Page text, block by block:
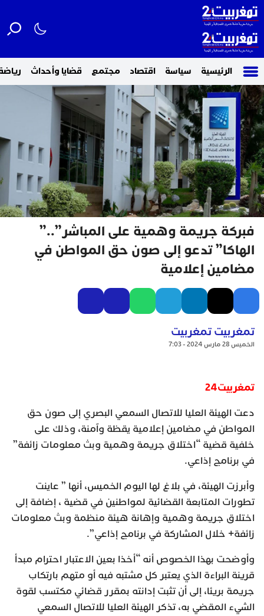
الرئيسية سياسة اقتصاد مجتمع قضايا وأحداث
فبركة جريمة وهمية على المباشر”..”
الهاكا” تدعو إلى صون حق المواطن في
مضامين إعلامية
تمغربيت تمغربيت
الخميس 28 مارس 2024 - 7:03
تمغربيت24
دعت الهيئة العليا للاتصال السمعي البصري إلى صون حق
المواطن في مضامين إعلامية يقظة وآمنة، وذلك على
خلفية قضية “اختلاق جريمة وهمية وبث معلومات زائفة”
في برنامج إذاعي.
وأبرزت الهيئة، في بلاغ لها اليوم الخميس، أنها ” عاينت
تطورات المتابعة القضائية لمواطنين في قضية ، إضافة إلى
اختلاق جريمة وهمية وإهانة هيئة منظمة وبث معلومات
زائفة+ خلال المشاركة في برنامج إذاعي”.
وأوضحت بهذا الخصوص أنه “أخذا بعين الاعتبار احترام مبدأ
قرينة البراءة الذي يعتبر كل مشتبه فيه أو متهم بارتكاب
جريمة بريئا، إلى أن تثبت إدانته بمقرر قضائي مكتسب لقوة
الشيء المقضي به، تذكر الهيئة العليا للاتصال السمعي